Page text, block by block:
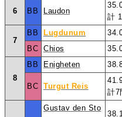
6 BB Laudon
計
7
BB Lugdunum
BC Chios
8
BB Enigheten
BC Turgut Reis
計7
Gustav den Sto